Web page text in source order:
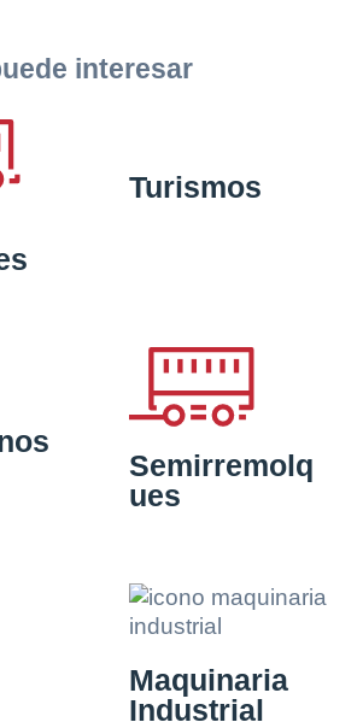
interesar
Turismos
Semirremolq
ues
Maquinaria
Industrial